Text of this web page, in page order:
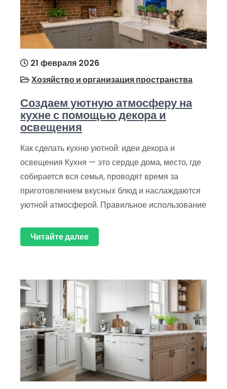
21 февраля 2026
Хозяйство и организация пространства
Создаем уютную атмосферу на
кухне с помощью декора и
освещения
Как сделать кухню уютной: идеи декора и
освещения Кухня — это сердце дома, место, где
собирается вся семья, проводят время за
приготовлением вкусных блюд и наслаждаются
уютной атмосферой. Правильное использование
Читайте далее